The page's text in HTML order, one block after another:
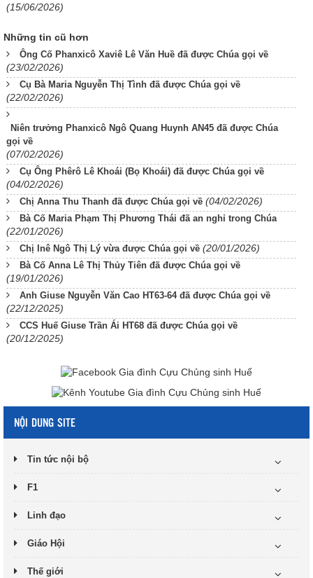
(15/06/2026)
Những tin cũ hơn
Ông Cố Phanxicô Xaviê Lê Văn Huề đã được Chúa gọi về
(23/02/2026)
Cụ Bà Maria Nguyễn Thị Tình đã được Chúa gọi về
(22/02/2026)
Niên trưởng Phanxicô Ngô Quang Huynh AN45 đã được Chúa
gọi về
(07/02/2026)
Cụ Ông Phêrô Lê Khoái (Bọ Khoái) đã được Chúa gọi về
(04/02/2026)
Chị Anna Thu Thanh đã được Chúa gọi về (04/02/2026)
Bà Cố Maria Phạm Thị Phương Thái đã an nghỉ trong Chúa
(22/01/2026)
Chị Inê Ngô Thị Lý vừa được Chúa gọi về (20/01/2026)
Bà Cố Anna Lê Thị Thủy Tiên đã được Chúa gọi về
(19/01/2026)
Anh Giuse Nguyễn Văn Cao HT63-64 đã được Chúa gọi về
(22/12/2025)
CCS Huế Giuse Trần Ái HT68 đã được Chúa gọi về
(20/12/2025)
NỘI DUNG SITE
Tin tức nội bộ
F1
Linh đạo
Giáo Hội
Thế giới